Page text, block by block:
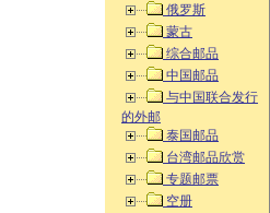
俄罗斯
蒙古
综合邮品
中国邮品
与中国联合发行
的外邮
泰国邮品
台湾邮品欣赏
专题邮票
空册